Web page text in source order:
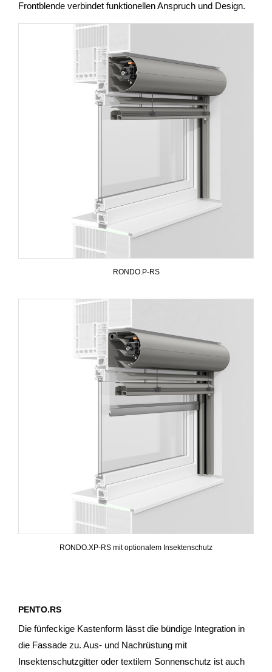
Frontblende verbindet funktionellen Anspruch und Design.
RONDO.P-RS
RONDO.XP-RS mit optionalem Insektenschutz
PENTO.RS
Die fünfeckige Kastenform lässt die bündige Integration in
die Fassade zu. Aus- und Nachrüstung mit
Insektenschutzgitter oder textilem Sonnenschutz ist auch